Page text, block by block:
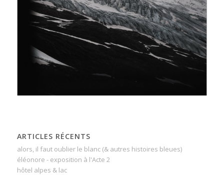
ARTICLES RÉCENTS
alors, il faut oublier le blanc (& autres histoires bleues)
éléonore - exposition à l'Acte 2
hôtel alpes & lac